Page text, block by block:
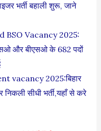
भर्ती बहाली शुरू, जाने
BSO Vacancy 2025:
और बीएसओ के 682 पदों
vacancy 2025:बिहार
निकली सीधी भर्ती,यहाँ से करे